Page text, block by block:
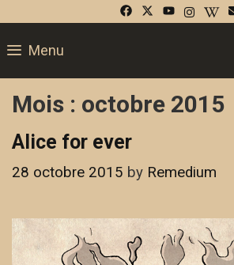
content
Menu
Mois : octobre 2015
Alice for ever
28 octobre 2015 by Remedium